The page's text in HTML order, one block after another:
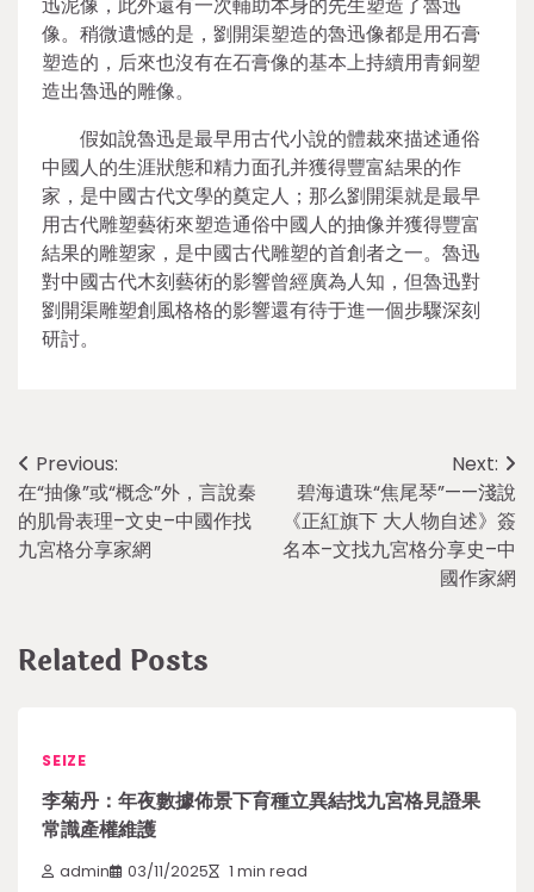
像。稍微遺憾的是，劉開渠塑造的魯迅像都是用石膏
塑造的，后來也沒有在石膏像的基本上持續用青銅塑
造出魯迅的雕像。
假如說魯迅是最早用古代小說的體裁來描述通俗
中國人的生涯狀態和精力面孔并獲得豐富結果的作
家，是中國古代文學的奠定人；那么劉開渠就是最早
用古代雕塑藝術來塑造通俗中國人的抽像并獲得豐富
結果的雕塑家，是中國古代雕塑的首創者之一。魯迅
對中國古代木刻藝術的影響曾經廣為人知，但魯迅對
劉開渠雕塑創風格格的影響還有待于進一個步驟深刻
研討。
Post
navigation
Previous:
在“抽像”或“概念”外，言說秦
的肌骨表理–文史–中國作找
九宮格分享家網
Next:
碧海遺珠“焦尾琴”——淺說
《正紅旗下 大人物自述》簽
名本–文找九宮格分享史–中
國作家網
Related Posts
SEIZE
李菊丹：年夜數據佈景下育種立異結找九宮格見證果
常識產權維護
admin 03/11/2025 1 min read